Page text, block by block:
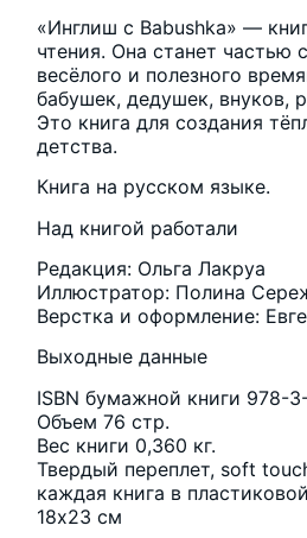
«Инглиш с Babushka» —
чтения. Она станет частью
весёлого и полезного
бабушек, дедушек, внуков,
Это книга для создания
детства.
Книга на русском языке.
Над книгой работали
Редакция: Ольга Лакруа
Иллюстратор: Полина
Верстка и оформление:
Выходные данные
ISBN бумажной книги 978-
Объем 76 стр.
Вес книги 0,360 кг.
Твердый переплет, soft
каждая книга в
18х23 см